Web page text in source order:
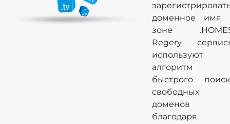
доменное имя
зоне
Regery
используют
алгоритм
быстрого
свободных
доменов
благодаря